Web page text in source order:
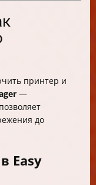
принтер и
—
до
Easy